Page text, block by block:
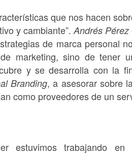
que nos hacen
y cambiante”. Andrés Pérez
de marca personal
marketing, sino de tener
y se desarrolla con la
Branding, a asesorar sobre
como proveedores de un
estuvimos trabajando